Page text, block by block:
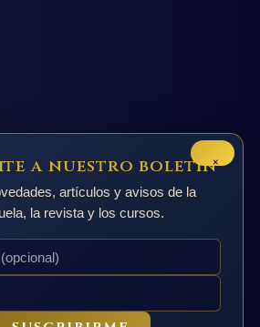
×
a nuestro boletín
artículos y avisos de la
la revista y los cursos.